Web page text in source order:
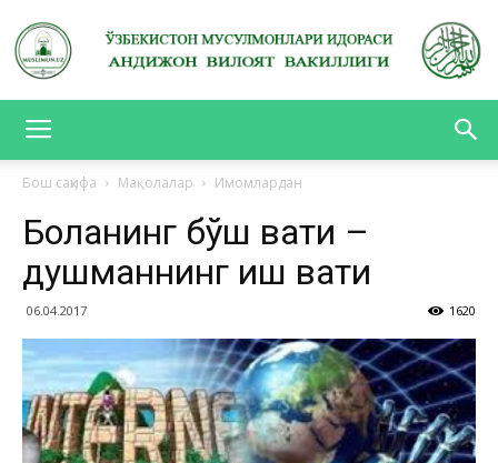
ВИЛОЯТ
Бош саҳифа Мақолалар Имомлардан
Боланинг бўш вақти –
душманнинг иш вақти
06.04.2017 1620